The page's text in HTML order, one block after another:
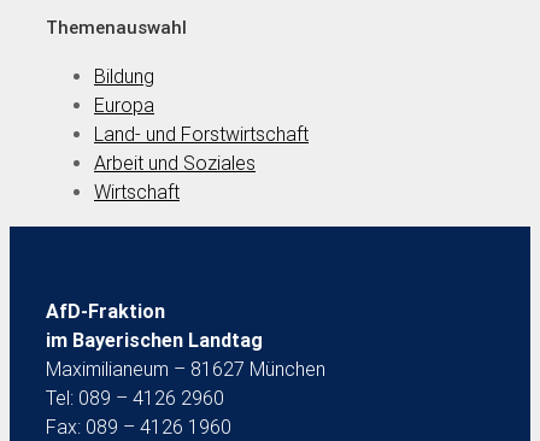
Themenauswahl
Bildung
Europa
Land- und Forstwirtschaft
Arbeit und Soziales
Wirtschaft
AfD-Fraktion
im Bayerischen Landtag
Maximilianeum – 81627 München
Tel: 089 – 4126 2960
Fax: 089 – 4126 1960